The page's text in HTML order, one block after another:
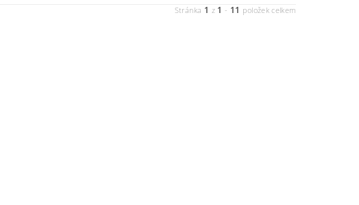
Stránka 1 z 1 - 11 položek celkem